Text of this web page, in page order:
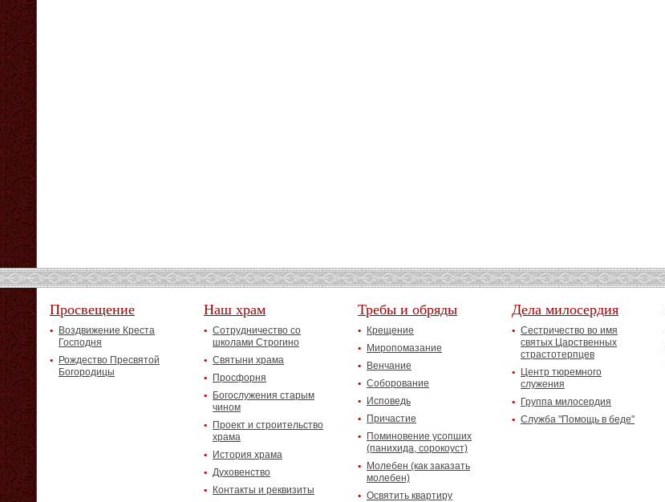
Просвещение
Воздвижение Креста
Господня
Рождество Пресвятой
Богородицы
Наш храм
Сотрудничество со
школами Строгино
Святыни храма
Просфорня
Богослужения старым
чином
Проект и строительство
храма
История храма
Духовенство
Контакты и реквизиты
Требы и обряды
Крещение
Миропомазание
Венчание
Соборование
Исповедь
Причастие
Поминовение усопших
(панихида, сорокоуст)
Молебен (как заказать
молебен)
Освятить квартиру
Дела милосердия
Сестричество во имя
святых Царственных
страстотерпцев
Центр тюремного
служения
Группа милосердия
Служба "Помощь в беде"